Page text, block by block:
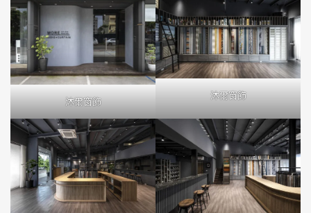
沐爾窗飾
沐爾窗飾